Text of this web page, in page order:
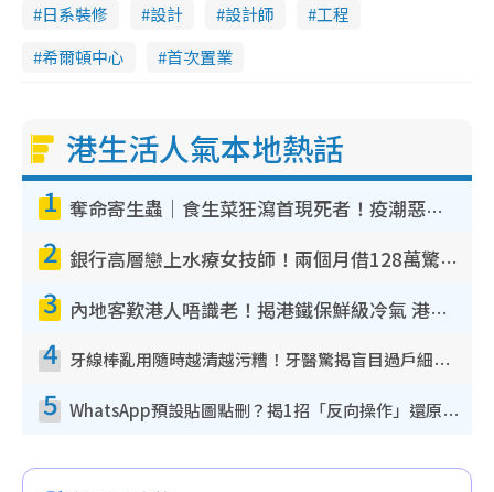
日系裝修
設計 設計師
工程
希爾頓中心
首次置業
港生活人氣本地熱話
1 奪命寄生蟲｜食生菜狂瀉首現死者！疫潮惡化錄1.8萬宗病例 揭洗菜3大謬誤
2 銀行高層戀上水療女技師！兩個月借128萬驚覺「沉船」沉落火海 揭背後疑似邪教操控賣淫
3 內地客歎港人唔識老！揭港鐵保鮮級冷氣 港人求放過：咪投訴
4 牙線棒亂用隨時越清越污糟！牙醫驚揭盲目過戶細菌恐致蛀牙：呢種先係日常真保養
5 WhatsApp預設貼圖點刪？揭1招「反向操作」還原簡潔介面 附3步實測教學